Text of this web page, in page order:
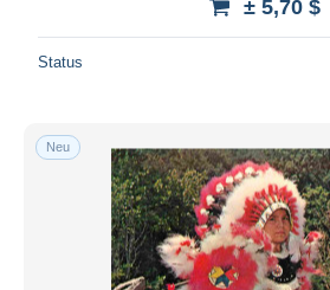
± 5,70 $
Status
Neu